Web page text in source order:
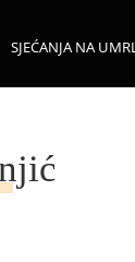
SJEĆANJA NA